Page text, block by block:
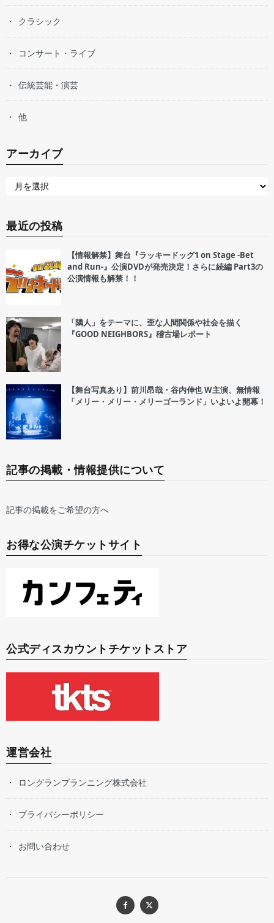
クラシック
コンサート・ライブ
伝統芸能・演芸
他
アーカイブ
最近の投稿
【情報解禁】舞台『ラッキードッグ1 on Stage -Bet
and Run-』公演DVDが発売決定！さらに続編 Part3の
公演情報も解禁！！
「隣人」をテーマに、歪な人間関係や社会を描く
『GOOD NEIGHBORS』稽古場レポート
【舞台写真あり】前川昂哉・谷内伸也 W主演、無情報
「メリー・メリー・メリーゴーランド」いよいよ開幕！
記事の掲載・情報提供について
記事の掲載をご希望の方へ
お得な公演チケットサイト
公式ディスカウントチケットストア
運営会社
ロングランプランニング株式会社
プライバシーポリシー
お問い合わせ